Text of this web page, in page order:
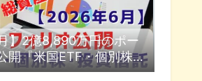
】2億8,890万円のポー
開『米国ETF・個別株・